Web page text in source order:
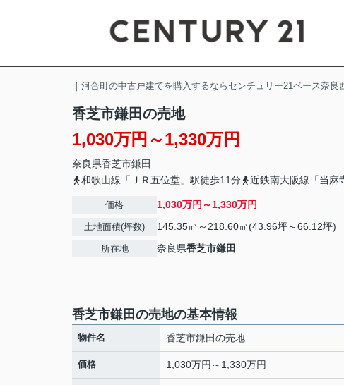
｜河合町の中古戸建てを購入するならセンチュリー21ベース奈良
香芝市鎌田の売地
1,030万円～1,330万円
奈良県香芝市鎌田
和歌山線「ＪＲ五位堂」駅徒歩11分
近鉄南大阪線「当麻
価格 1,030万円～1,330万円
土地面積(坪数) 145.35㎡～218.60㎡(43.96坪～66.12坪)
所在地 奈良県香芝市鎌田
香芝市鎌田の売地の基本情報
物件名 香芝市鎌田の売地
価格 1,030万円～1,330万円